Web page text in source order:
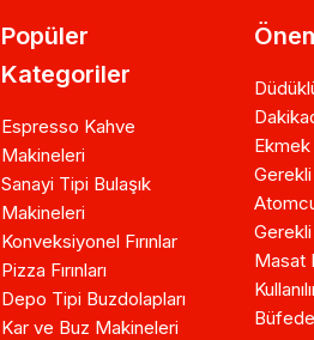
Popüler
Kategoriler
Espresso Kahve
Makineleri
Sanayi Tipi Bulaşık
Makineleri
Konveksiyonel Fırınlar
Pizza Fırınları
Depo Tipi Buzdolapları
Kar ve Buz Makineleri
Ekmek
Masat
Büfede